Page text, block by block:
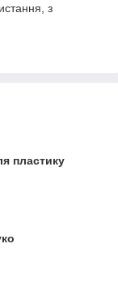
з
пластику